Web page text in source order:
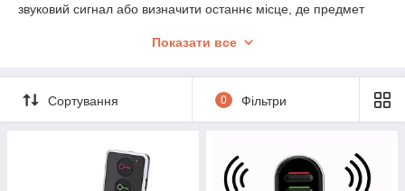
звуковий сигнал або визначити останнє місце, де предмет
використанні — такі брелоки ідеально підходять для
Показати все
Сортування 0 Фільтри